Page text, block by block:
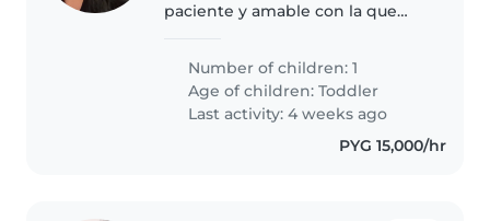
paciente y amable con la que
comunicación abierta. Que se
sienta cómoda jugando con
nuestra hija de dos años, le
encanta leer libros,..
Number of children: 1
Age of children:Toddler
Last activity: 4 weeks ago
PYG 15,000/hr